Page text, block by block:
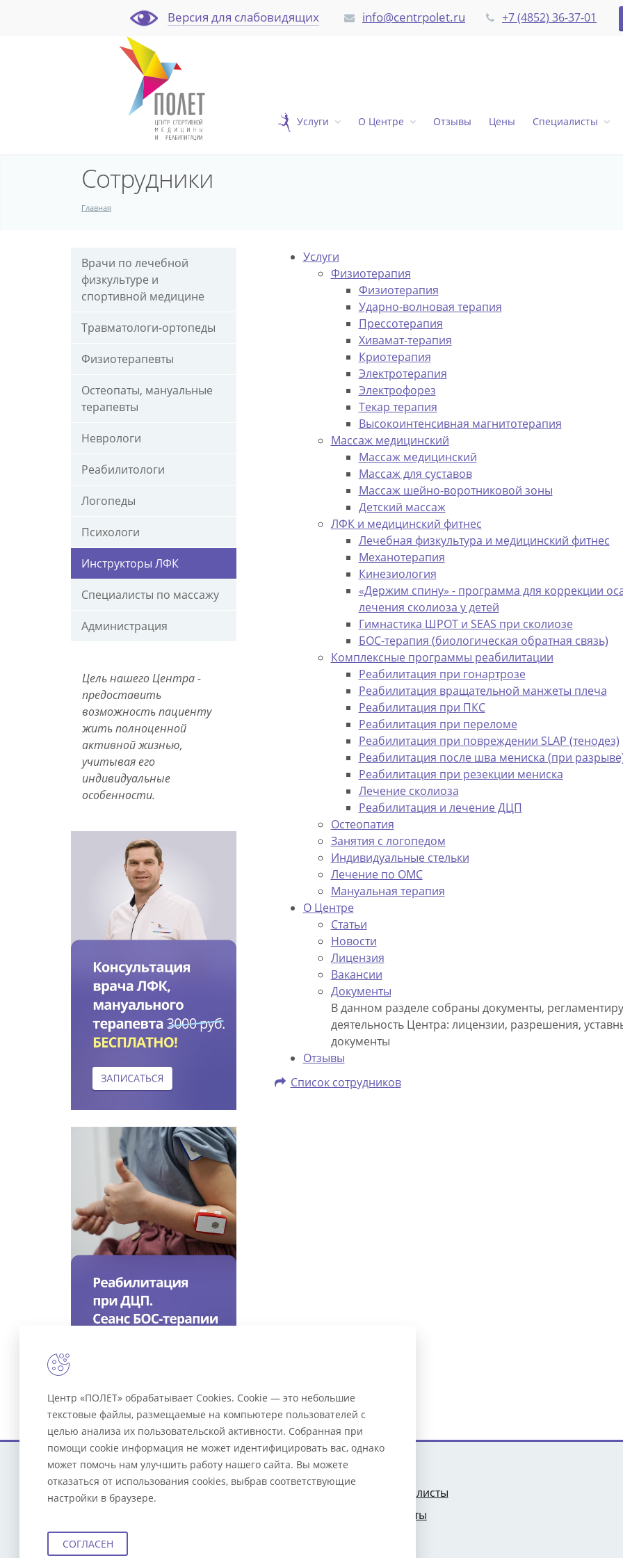
Версия для слабовидящих info@centrpolet.ru +7 (4852) 36-37-01
Услуги О Центре Отзывы Цены Специалисты
Сотрудники
Главная
Врачи по лечебной
физкультуре и
спортивной медицине
Травматологи-ортопеды
Физиотерапевты
Остеопаты, мануальные
терапевты
Неврологи
Реабилитологи
Логопеды
Психологи
Инструкторы ЛФК
Специалисты по массажу
Администрация
Цель нашего Центра -
предоставить
возможность пациенту
жить полноценной
активной жизнью,
учитывая его
индивидуальные
особенности.
Услуги
Физиотерапия
Физиотерапия
Ударно-волновая терапия
Прессотерапия
Хивамат-терапия
Криотерапия
Электротерапия
Электрофорез
Текар терапия
Высокоинтенсивная магнитотерапия
Массаж медицинский
Массаж медицинский
Массаж для суставов
Массаж шейно-воротниковой зоны
Детский массаж
ЛФК и медицинский фитнес
Лечебная физкультура и медицинский фитнес
Механотерапия
Кинезиология
«Держим спину» - программа для коррекции
лечения сколиоза у детей
Гимнастика ШРОТ и SEAS при сколиозе
БОС-терапия (биологическая обратная связь)
Комплексные программы реабилитации
Реабилитация при гонартрозе
Реабилитация вращательной манжеты плеча
Реабилитация при ПКС
Реабилитация при переломе
Реабилитация при повреждении SLAP (тенодез)
Реабилитация после шва мениска (при
Реабилитация при резекции мениска
Лечение сколиоза
Реабилитация и лечение ДЦП
Остеопатия
Занятия с логопедом
Индивидуальные стельки
Лечение по ОМС
Мануальная терапия
О Центре
Статьи
Новости
Лицензия
Вакансии
Документы
В данном разделе собраны документы,
деятельность Центра: лицензии, разрешения,
документы
Отзывы
Список сотрудников
© 2023 Центр «Полет»
Все права защищены.
г. Ярославль
Услуги
Специалисты
Контакты
Центр «ПОЛЕТ» обрабатывает Cookies. Cookie — это небольшие
текстовые файлы, размещаемые на компьютере пользователей с
целью анализа их пользовательской активности. Собранная при
помощи cookie информация не может идентифицировать вас, однако
может помочь нам улучшить работу нашего сайта. Вы можете
отказаться от использования cookies, выбрав соответствующие
настройки в браузере.
СОГЛАСЕН